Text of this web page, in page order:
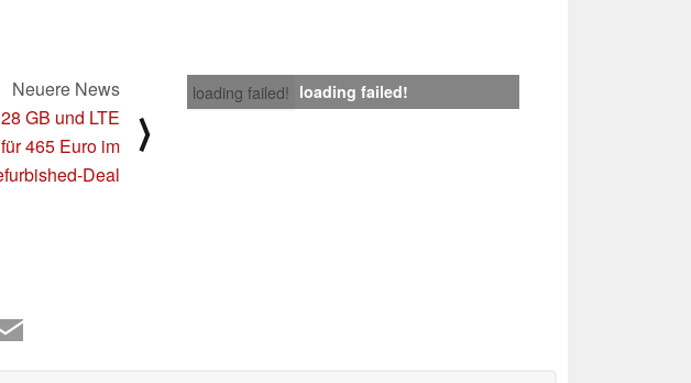
loading failed! loading failed!
Neuere News
GB und LTE
465 Euro im
Deal
⟩